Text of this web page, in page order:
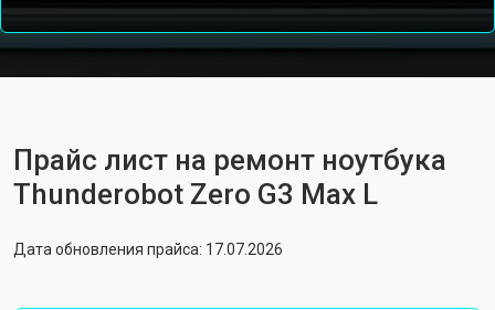
Прайс лист на ремонт ноутбука
Thunderobot Zero G3 Max L
Дата обновления прайса: 17.07.2026